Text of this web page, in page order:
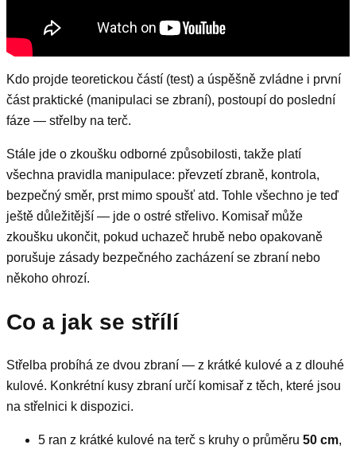
Kdo projde teoretickou částí (test) a úspěšně zvládne i první
část praktické (manipulaci se zbraní), postoupí do poslední
fáze — střelby na terč.
Stále jde o zkoušku odborné způsobilosti, takže platí
všechna pravidla manipulace: převzetí zbraně, kontrola,
bezpečný směr, prst mimo spoušť atd. Tohle všechno je teď
ještě důležitější — jde o ostré střelivo. Komisař může
zkoušku ukončit, pokud uchazeč hrubě nebo opakovaně
porušuje zásady bezpečného zacházení se zbraní nebo
někoho ohrozí.
Co a jak se střílí
Střelba probíhá ze dvou zbraní — z krátké kulové a z dlouhé
kulové. Konkrétní kusy zbraní určí komisař z těch, které jsou
na střelnici k dispozici.
5 ran z krátké kulové na terč s kruhy o průměru 50 cm,